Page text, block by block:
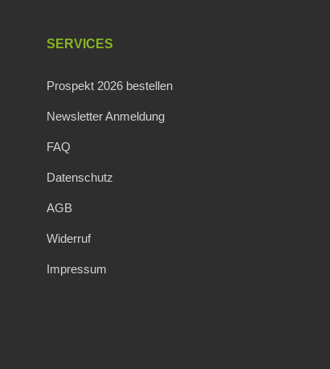
SERVICES
Prospekt 2026 bestellen
Newsletter Anmeldung
FAQ
Datenschutz
AGB
Widerruf
Impressum